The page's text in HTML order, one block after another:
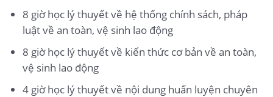
8 giờ học lý thuyết về hệ thống chính sách, pháp
luật về an toàn, vệ sinh lao động
8 giờ học lý thuyết về kiến thức cơ bản về an toàn,
vệ sinh lao động
4 giờ học lý thuyết về nội dung huấn luyện chuyên